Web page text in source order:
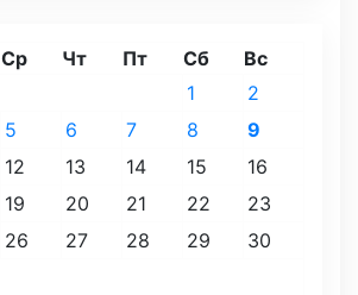
Ср Чт Пт Сб Вс
1
2
5 6 7 8
9
12 13 14 15
16
19 20 21 22
23
26 27 28 29
30